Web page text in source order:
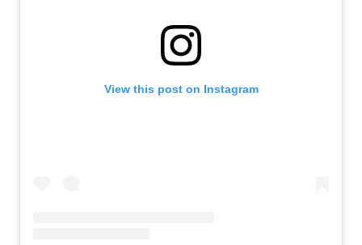
View this post on Instagram